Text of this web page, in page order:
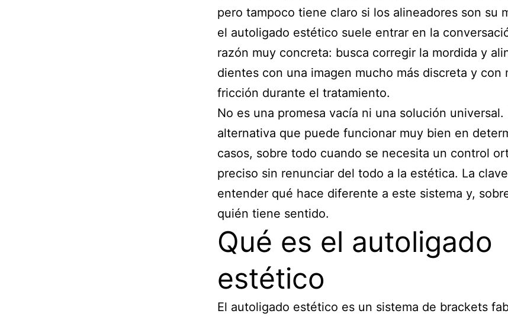
pero tampoco tiene claro si los alineadores son su
el autoligado estético suele entrar en la
razón muy concreta: busca corregir la mordida y
dientes con una imagen mucho más discreta y con
fricción durante el tratamiento.
No es una promesa vacía ni una solución universal.
alternativa que puede funcionar muy bien en
casos, sobre todo cuando se necesita un control
preciso sin renunciar del todo a la estética. La
entender qué hace diferente a este sistema y,
quién tiene sentido.
Qué es el autoligado
estético
El autoligado estético es un sistema de brackets